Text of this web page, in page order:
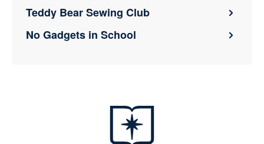
Teddy Bear Sewing Club
No Gadgets in School